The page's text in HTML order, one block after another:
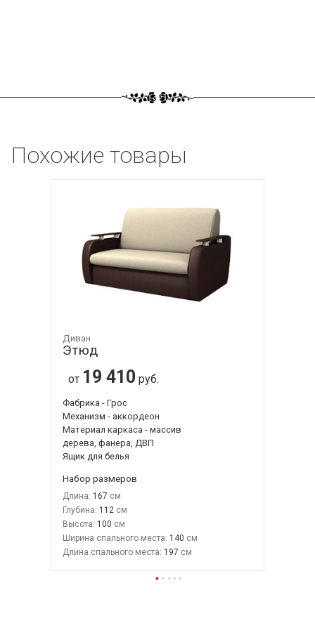
Похожие товары
Диван
Этюд
от 19 410 руб.
Фабрика - Грос
Механизм - аккордеон
Материал каркаса - массив
дерева, фанера, ДВП
Ящик для белья
Набор размеров
Длина: 167
Глубина: 112
Высота: 100
Ширина спального места: 140
Длина спального места: 197